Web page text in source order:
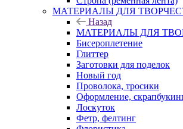
МАТЕРИАЛЫ ДЛЯ
Назад
МАТЕРИАЛЫ ДЛЯ
Бисероплетение
Глиттер
Заготовки для поделок
Новый год
Проволока, тросики
Оформление,
Лоскуток
Фетр, фелтинг